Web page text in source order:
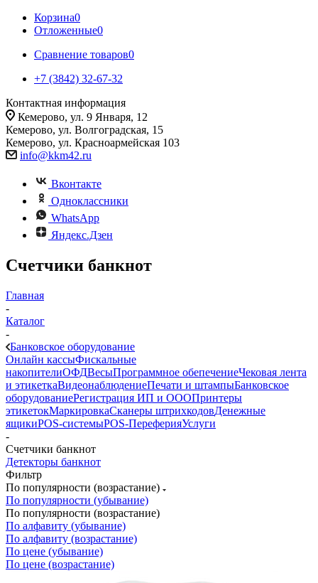
Корзина0
Отложенные0
Сравнение товаров0
+7 (3842) 32-67-32
Контактная информация
Кемерово, ул. 9 Января, 12
Кемерово, ул. Волгоградская, 15
Кемерово, ул. Красноармейская 103
info@kkm42.ru
Вконтакте
Одноклассники
WhatsApp
Яндекс.Дзен
Счетчики банкнот
Главная
-
Каталог
-
Банковское оборудование
Онлайн кассыФискальные
накопителиОФДВесыПрограммное обепечениеЧековая лента
и этикеткаВидеонаблюдениеПечати и штампыБанковское
оборудованиеРегистрация ИП и ОООПринтеры
этикетокМаркировкаСканеры штрихкодовДенежные
ящикиPOS-системыPOS-ПереферияУслуги
-
Счетчики банкнот
Детекторы банкнот
Фильтр
По популярности (возрастание)
По популярности (убывание)
По популярности (возрастание)
По алфавиту (убывание)
По алфавиту (возрастание)
По цене (убывание)
По цене (возрастание)